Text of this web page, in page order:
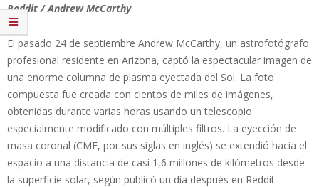
Reddit / Andrew McCarthy
El pasado 24 de septiembre Andrew McCarthy, un astrofotógrafo
profesional residente en Arizona, captó la espectacular imagen de
una enorme columna de plasma eyectada del Sol. La foto
compuesta fue creada con cientos de miles de imágenes,
obtenidas durante varias horas usando un telescopio
especialmente modificado con múltiples filtros. La eyección de
masa coronal (CME, por sus siglas en inglés) se extendió hacia el
espacio a una distancia de casi 1,6 millones de kilómetros desde
la superficie solar, según publicó un día después en Reddit.